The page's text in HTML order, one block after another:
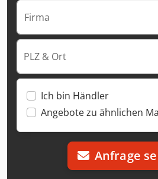
Firma
PLZ & Ort
Ich bin Händler
Angebote zu ähnlichen
Anfrage